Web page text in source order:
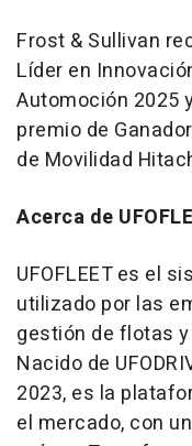
Frost & Sullivan
Líder en
Automoción 2025
premio de
de Movilidad
Acerca de
UFOFLEET es el
utilizado por las
gestión de flotas
Nacido de
2023, es la
el mercado, con